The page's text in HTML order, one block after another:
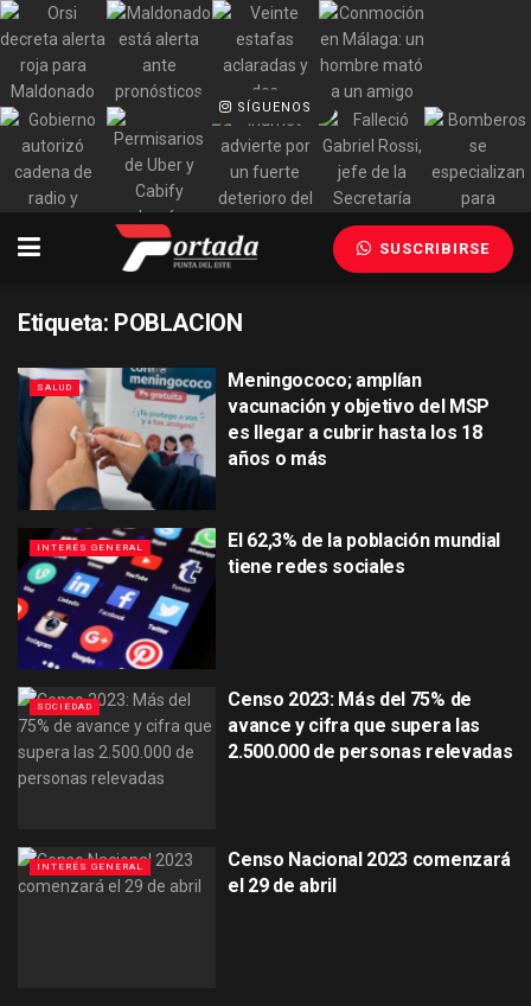
SÍGUENOS
SUSCRIBIRSE
Etiqueta: POBLACION
SALUD
Meningococo; amplían
vacunación y objetivo del MSP
es llegar a cubrir hasta los 18
años o más
INTERÉS GENERAL
El 62,3% de la población mundial
tiene redes sociales
SOCIEDAD
Censo 2023: Más del 75% de
avance y cifra que supera las
2.500.000 de personas relevadas
INTERÉS GENERAL
Censo Nacional 2023 comenzará
el 29 de abril